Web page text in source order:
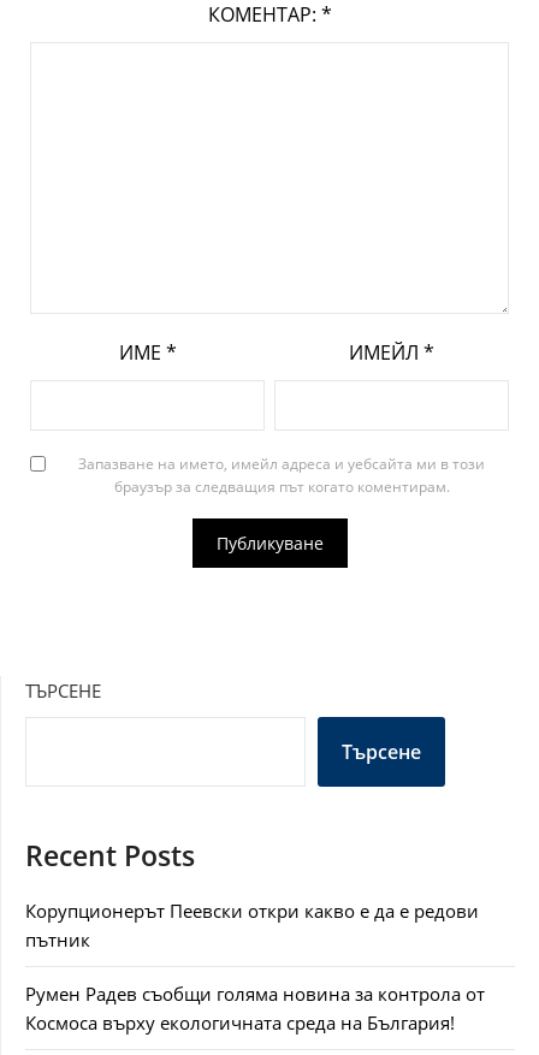
КОМЕНТАР: *
ИМЕ * ИМЕЙЛ *
Запазване на името, имейл адреса и уебсайта ми в този
браузър за следващия път когато коментирам.
ТЪРСЕНЕ
Търсене
Recent Posts
Корупционерът Пеевски откри какво е да е редови
пътник
Румен Радев съобщи голяма новина за контрола от
Космоса върху екологичната среда на България!